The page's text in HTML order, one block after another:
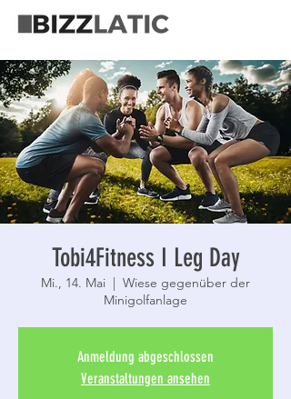
Tobi4Fitness I Leg Day
Mi., 14. Mai
  |
Wiese gegenüber der
Minigolfanlage
Anmeldung abgeschlossen
Veranstaltungen ansehen